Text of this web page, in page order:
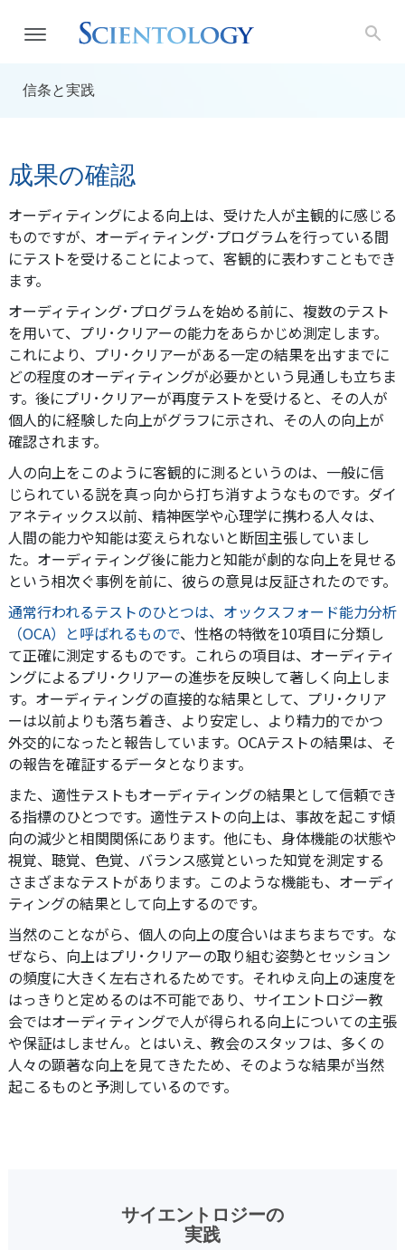
信条と実践
成果の確認
オーディティングによる向上は、受けた人が主観的に感じる
ものですが、オーディティング･プログラムを行っている間
にテストを受けることによって、客観的に表わすこともでき
ます。
オーディティング･プログラムを始める前に、複数のテスト
を用いて、プリ･クリアーの能力をあらかじめ測定します。
これにより、プリ･クリアーがある一定の結果を出すまでに
どの程度のオーディティングが必要かという見通しも立ちま
す。後にプリ･クリアーが再度テストを受けると、その人が
個人的に経験した向上がグラフに示され、その人の向上が
確認されます。
人の向上をこのように客観的に測るというのは、一般に信
じられている説を真っ向から打ち消すようなものです。ダイ
アネティックス以前、精神医学や心理学に携わる人々は、
人間の能力や知能は変えられないと断固主張していまし
た。オーディティング後に能力と知能が劇的な向上を見せる
という相次ぐ事例を前に、彼らの意見は反証されたのです。
通常行われるテストのひとつは、オックスフォード能力分析
（OCA）と呼ばれるもので、性格の特徴を10項目に分類し
て正確に測定するものです。これらの項目は、オーディティ
ングによるプリ･クリアーの進歩を反映して著しく向上しま
す。オーディティングの直接的な結果として、プリ･クリア
ーは以前よりも落ち着き、より安定し、より精力的でかつ
外交的になったと報告しています。OCAテストの結果は、そ
の報告を確証するデータとなります。
また、適性テストもオーディティングの結果として信頼でき
る指標のひとつです。適性テストの向上は、事故を起こす傾
向の減少と相関関係にあります。他にも、身体機能の状態や
視覚、聴覚、色覚、バランス感覚といった知覚を測定する
さまざまなテストがあります。このような機能も、オーディ
ティングの結果として向上するのです。
当然のことながら、個人の向上の度合いはまちまちです。な
ぜなら、向上はプリ･クリアーの取り組む姿勢とセッション
の頻度に大きく左右されるためです。それゆえ向上の速度を
はっきりと定めるのは不可能であり、サイエントロジー教
会ではオーディティングで人が得られる向上についての主張
や保証はしません。とはいえ、教会のスタッフは、多くの
人々の顕著な向上を見てきたため、そのような結果が当然
起こるものと予測しているのです。
サイエントロジーの
実践